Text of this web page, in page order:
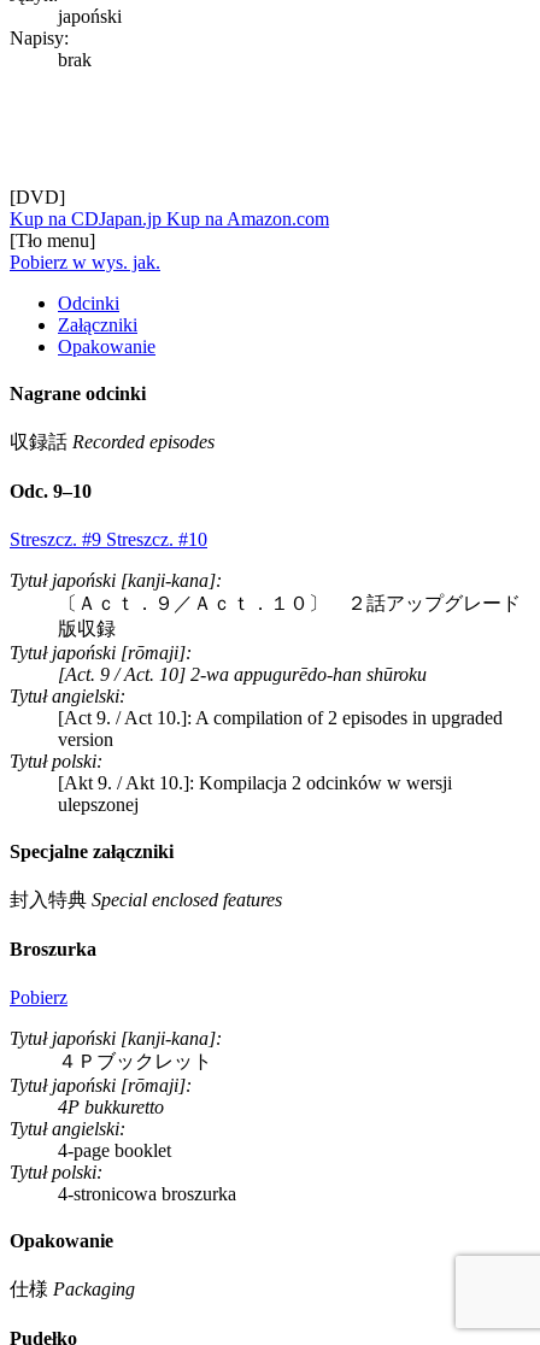
japoński
Napisy:
brak
[DVD]
Kup na CDJapan.jp Kup na Amazon.com
[Tło menu]
Pobierz w wys. jak.
Odcinki
Załączniki
Opakowanie
Nagrane odcinki
収録話 Recorded episodes
Odc. 9–10
Streszcz. #9 Streszcz. #10
Tytuł japoński [kanji-kana]:
〔Ａｃｔ．９／Ａｃｔ．１０〕 ２話アップグレード
版収録
Tytuł japoński [rōmaji]:
[Act. 9 / Act. 10] 2-wa appugurēdo-han shūroku
Tytuł angielski:
[Act 9. / Act 10.]: A compilation of 2 episodes in upgraded
version
Tytuł polski:
[Akt 9. / Akt 10.]: Kompilacja 2 odcinków w wersji
ulepszonej
Specjalne załączniki
封入特典 Special enclosed features
Broszurka
Pobierz
Tytuł japoński [kanji-kana]:
４Ｐブックレット
Tytuł japoński [rōmaji]:
4P bukkuretto
Tytuł angielski:
4-page booklet
Tytuł polski:
4-stronicowa broszurka
Opakowanie
仕様 Packaging
Pudełko